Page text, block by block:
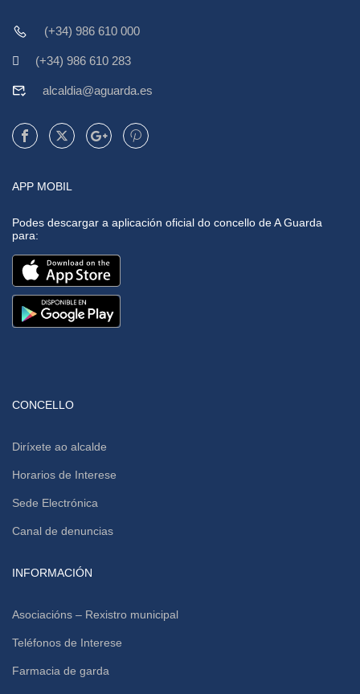
(+34) 986 610 000
(+34) 986 610 283
alcaldia@aguarda.es
APP MOBIL
Podes descargar a aplicación oficial do concello de A Guarda
para:
CONCELLO
Diríxete ao alcalde
Horarios de Interese
Sede Electrónica
Canal de denuncias
INFORMACIÓN
Asociacións – Rexistro municipal
Teléfonos de Interese
Farmacia de garda